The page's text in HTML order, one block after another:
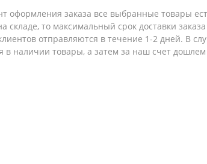
оформления заказа все выбранные товары
складе, то максимальный срок доставки
отправляются в течение 1-2 дней. В
наличии товары, а затем за наш счет